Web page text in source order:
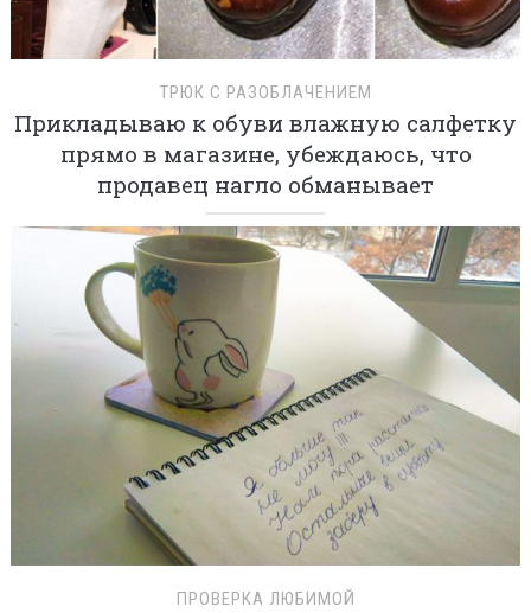
ТРЮК С РАЗОБЛАЧЕНИЕМ
Прикладываю к обуви влажную салфетку
прямо в магазине, убеждаюсь, что
продавец нагло обманывает
ПРОВЕРКА ЛЮБИМОЙ